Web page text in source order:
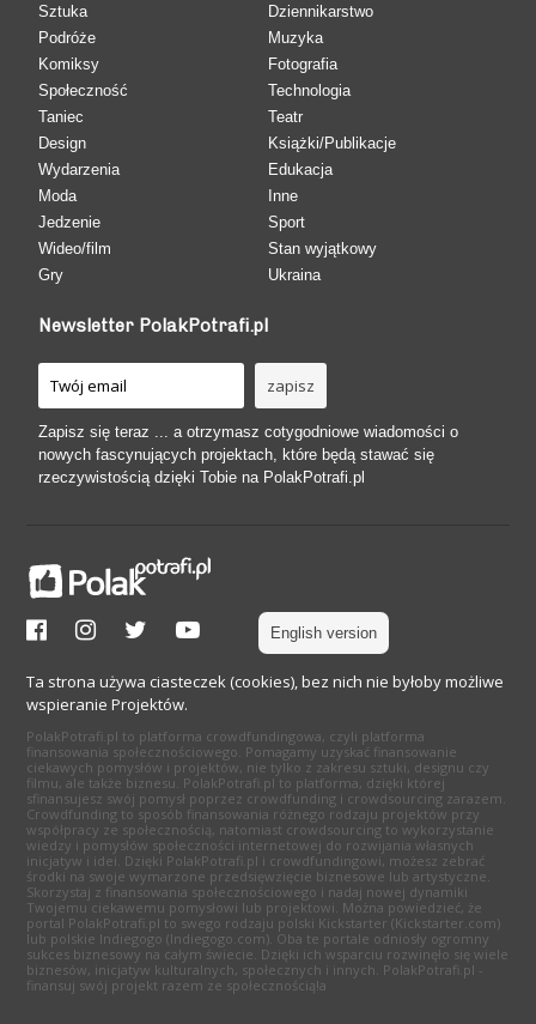
Sztuka
Podróże
Komiksy
Społeczność
Taniec
Design
Wydarzenia
Moda
Jedzenie
Wideo/film
Gry
Dziennikarstwo
Muzyka
Fotografia
Technologia
Teatr
Książki/Publikacje
Edukacja
Inne
Sport
Stan wyjątkowy
Ukraina
Newsletter PolakPotrafi.pl
Zapisz się teraz ... a otrzymasz cotygodniowe wiadomości o
nowych fascynujących projektach, które będą stawać się
rzeczywistością dzięki Tobie na PolakPotrafi.pl
English version
Ta strona używa ciasteczek (cookies), bez nich nie byłoby możliwe
wspieranie Projektów.
PolakPotrafi.pl to platforma crowdfundingowa, czyli platforma
finansowania społecznościowego. Pomagamy uzyskać finansowanie
ciekawych pomysłów i projektów, nie tylko z zakresu sztuki, designu czy
filmu, ale także biznesu. PolakPotrafi.pl to platforma, dzięki której
sfinansujesz swój pomysł poprzez crowdfunding i crowdsourcing zarazem.
Crowdfunding to sposób finansowania różnego rodzaju projektów przy
współpracy ze społecznością, natomiast crowdsourcing to wykorzystanie
wiedzy i pomysłów społeczności internetowej do rozwijania własnych
inicjatyw i idei. Dzięki PolakPotrafi.pl i crowdfundingowi, możesz zebrać
środki na swoje wymarzone przedsięwzięcie biznesowe lub artystyczne.
Skorzystaj z finansowania społecznościowego i nadaj nowej dynamiki
Twojemu ciekawemu pomysłowi lub projektowi. Można powiedzieć, że
portal PolakPotrafi.pl to swego rodzaju polski Kickstarter (Kickstarter.com)
lub polskie Indiegogo (Indiegogo.com). Oba te portale odniosły ogromny
sukces biznesowy na całym świecie. Dzięki ich wsparciu rozwinęło się wiele
biznesów, inicjatyw kulturalnych, społecznych i innych. PolakPotrafi.pl -
finansuj swój projekt razem ze społecznością!a